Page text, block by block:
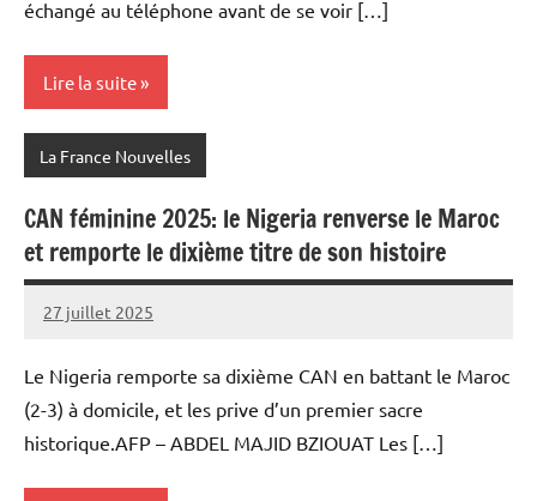
échangé au téléphone avant de se voir […]
Lire la suite
La France Nouvelles
CAN féminine 2025: le Nigeria renverse le Maroc
et remporte le dixième titre de son histoire
27 juillet 2025
Admins
Le Nigeria remporte sa dixième CAN en battant le Maroc
(2-3) à domicile, et les prive d’un premier sacre
historique.AFP – ABDEL MAJID BZIOUAT Les […]